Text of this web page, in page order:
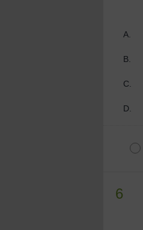
A.
B.
C.
D.
6